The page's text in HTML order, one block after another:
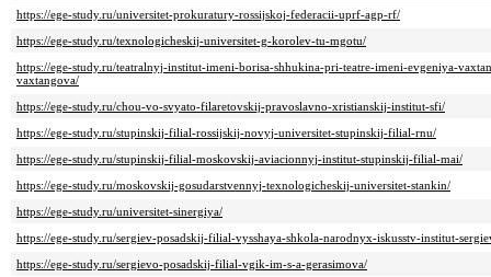
https://ege-study.ru/universitet-prokuratury-rossijskoj-federacii-uprf-agp-rf/
https://ege-study.ru/texnologicheskij-universitet-g-korolev-tu-mgotu/
https://ege-study.ru/teatralnyj-institut-imeni-borisa-shhukina-pri-teatre-imeni-evgeniya-
vaxtangova/
https://ege-study.ru/chou-vo-svyato-filaretovskij-pravoslavno-xristianskij-institut-sfi/
https://ege-study.ru/stupinskij-filial-rossijskij-novyj-universitet-stupinskij-filial-rnu/
https://ege-study.ru/stupinskij-filial-moskovskij-aviacionnyj-institut-stupinskij-filial-mai/
https://ege-study.ru/moskovskij-gosudarstvennyj-texnologicheskij-universitet-stankin/
https://ege-study.ru/universitet-sinergiya/
https://ege-study.ru/sergiev-posadskij-filial-vysshaya-shkola-narodnyx-iskusstv-institut-
https://ege-study.ru/sergievo-posadskij-filial-vgik-im-s-a-gerasimova/